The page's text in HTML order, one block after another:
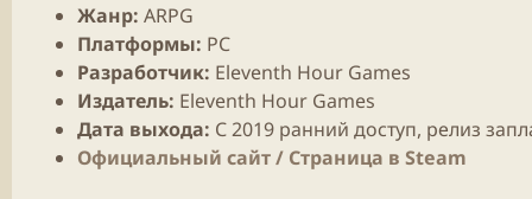
Жанр: ARPG
Платформы: PC
Разработчик: Eleventh Hour Games
Издатель: Eleventh Hour Games
Дата выхода: С2019 ранний доступ, релиз
Официальный сайт / Cтраница в Steam